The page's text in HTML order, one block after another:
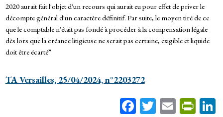
2020 aurait fait l'objet d'un recours qui aurait eu pour effet de priver le
décompte général d'un caractère définitif. Par suite, le moyen tiré de ce
que le comptable n'était pas fondé à procéder à la compensation légale
dès lors que la créance litigieuse ne serait pas certaine, exigible et liquide
doit être écarté”
TA Versailles, 25/04/2024, n°2203272
Fa T E Pr